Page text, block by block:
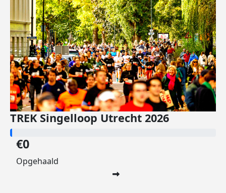
TREK Singelloop Utrecht 2026
€0
Opgehaald